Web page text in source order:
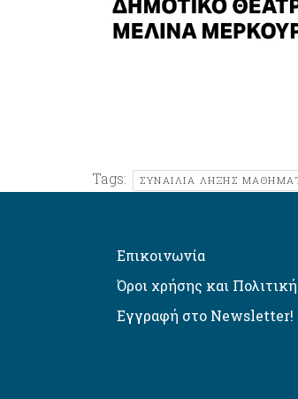
Tags: ΣΥΝΑΙΛΙΑ ΛΗΞΗΣ
Επικοινωνία
Όροι χρήσης και
Εγγραφή στο Newsletter!